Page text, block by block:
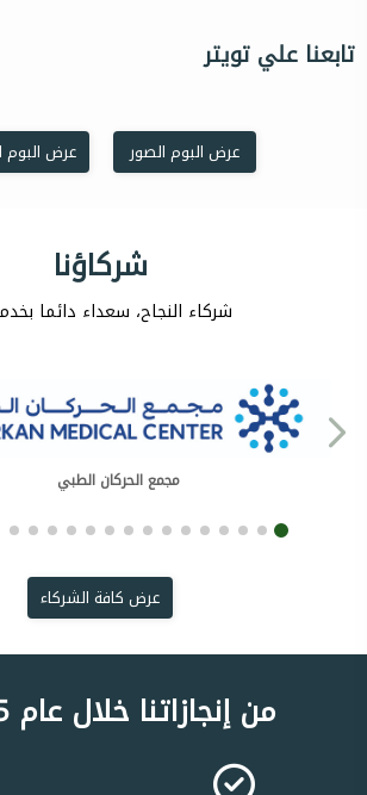
تابعنا علي تويتر
عرض البوم الصور عرض البوم
شركاؤنا
شركاء النجاح، سعداء دائما
مجمع الحركان الطبي
عرض كافة الشركاء
من إنجازاتنا خلال عام 2025م